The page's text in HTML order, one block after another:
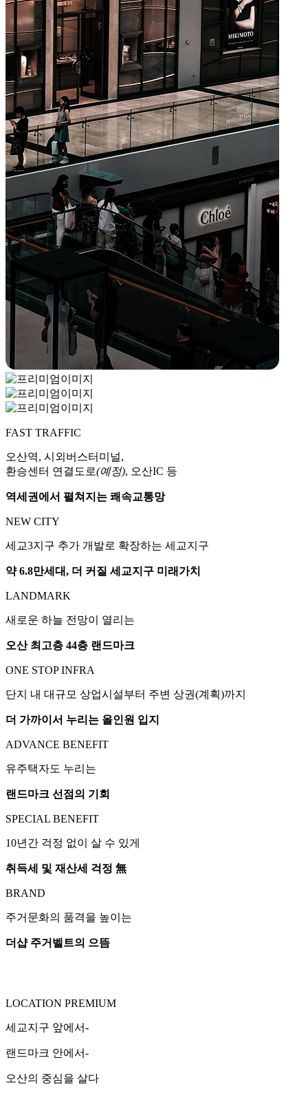
FAST TRAFFIC
오산역, 시외버스터미널,
환승센터 연결도로(예정), 오산IC 등
역세권에서 펼쳐지는 쾌속교통망
NEW CITY
세교3지구 추가 개발로 확장하는 세교지구
약 6.8만세대, 더 커질 세교지구 미래가치
LANDMARK
새로운 하늘 전망이 열리는
오산 최고층 44층 랜드마크
ONE STOP INFRA
단지 내 대규모 상업시설부터 주변 상권(계획)까지
더 가까이서 누리는 올인원 입지
ADVANCE BENEFIT
유주택자도 누리는
랜드마크 선점의 기회
SPECIAL BENEFIT
10년간 걱정 없이 살 수 있게
취득세 및 재산세 걱정 無
BRAND
주거문화의 품격을 높이는
더샵 주거벨트의 으뜸
LOCATION PREMIUM
세교지구 앞에서-
랜드마크 안에서-
오산의 중심을 살다